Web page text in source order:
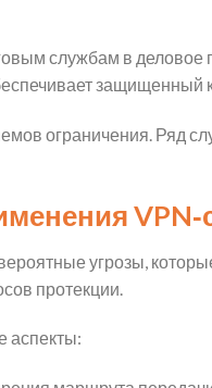
службам в
ограничения. Ряд
угрозы,
протекции.
аспекты: